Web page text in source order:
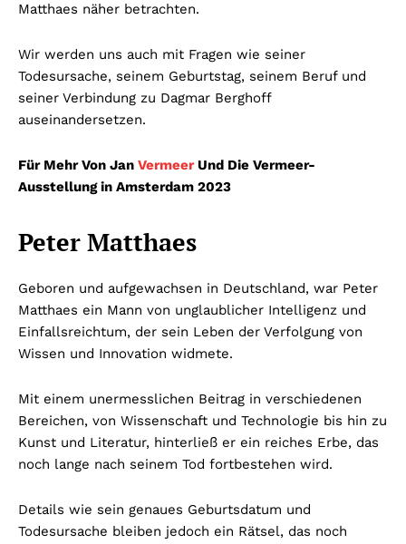
Matthaes näher betrachten.
Wir werden uns auch mit Fragen wie seiner
Todesursache, seinem Geburtstag, seinem Beruf und
seiner Verbindung zu Dagmar Berghoff
auseinandersetzen.
Für Mehr Von Jan VermeerUnd Die Vermeer-
Ausstellung in Amsterdam 2023
Peter Matthaes
Geboren und aufgewachsen in Deutschland, war Peter
Matthaes ein Mann von unglaublicher Intelligenz und
Einfallsreichtum, der sein Leben der Verfolgung von
Wissen und Innovation widmete.
Mit einem unermesslichen Beitrag in verschiedenen
Bereichen, von Wissenschaft und Technologie bis hin zu
Kunst und Literatur, hinterließ er ein reiches Erbe, das
noch lange nach seinem Tod fortbestehen wird.
Details wie sein genaues Geburtsdatum und
Todesursache bleiben jedoch ein Rätsel, das noch